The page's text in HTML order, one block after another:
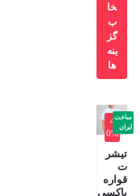
خا
ب
گز
ینه
ها
-4
0%
تیشر
ت
قواره
باکسی
ساخت
ایران